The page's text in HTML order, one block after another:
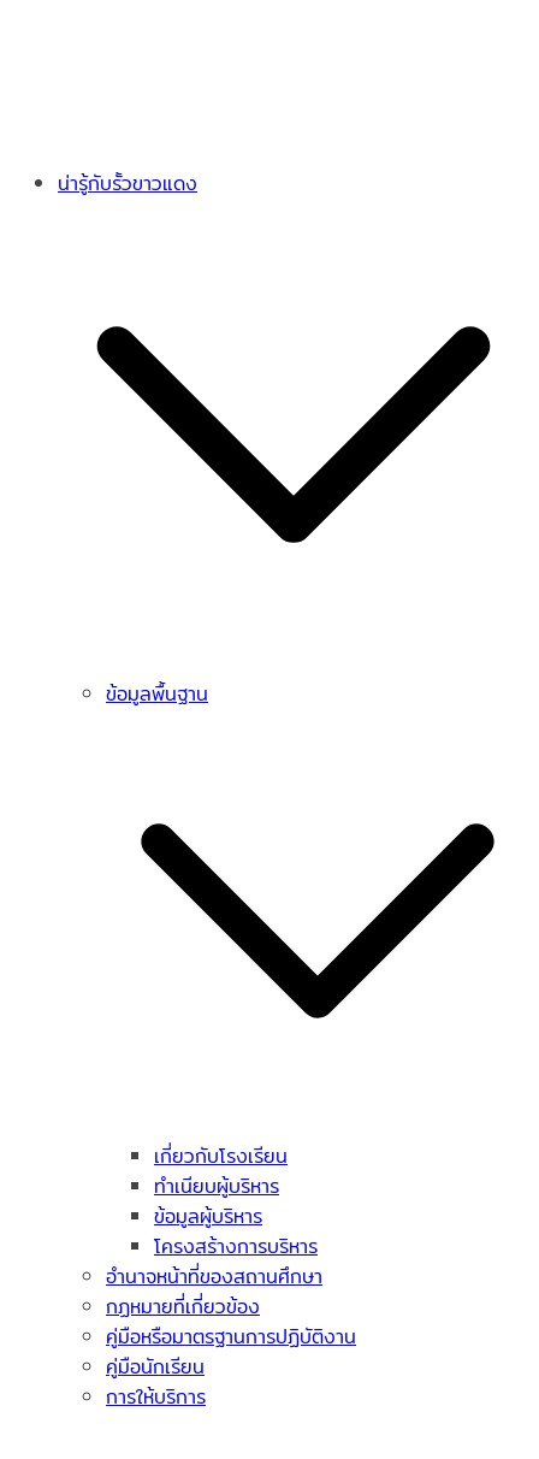
น่ารู้กับรั้วขาวแดง
ข้อมูลพื้นฐาน
เกี่ยวกับโรงเรียน
ทำเนียบผู้บริหาร
ข้อมูลผู้บริหาร
โครงสร้างการบริหาร
อำนาจหน้าที่ของสถานศึกษา
กฏหมายที่เกี่ยวข้อง
คู่มือหรือมาตรฐานการปฏิบัติงาน
คู่มือนักเรียน
การให้บริการ